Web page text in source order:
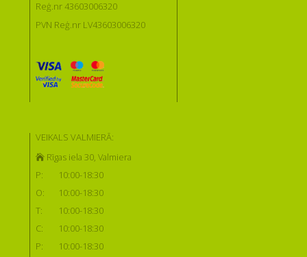
Reģ.nr 43603006320
PVN Reģ.nr LV43603006320
VEIKALS VALMIERĀ:
Rīgas iela 30, Valmiera
P:
10:00-18:30
O:
10:00-18:30
T:
10:00-18:30
C:
10:00-18:30
P:
10:00-18:30